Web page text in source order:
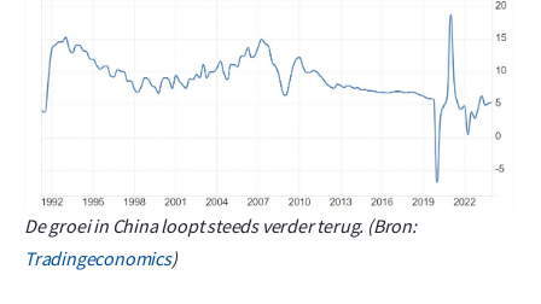
De groei in China loopt steeds verder terug. (Bron:
Tradingeconomics)